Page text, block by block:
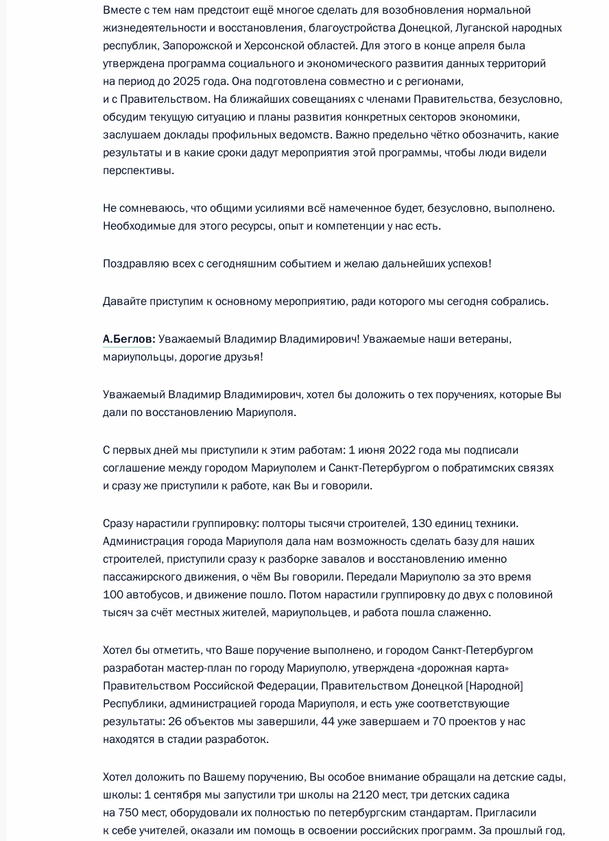
Видеообращение к участникам и гостям церемонии запуска
обратного отсчёта до начала первых международных
соревнований «Игры будущего»
29 апреля 2023 года, 11:10
28 апреля 2023 года, пятница
Встреча с Советом законодателей
28 апреля 2023 года, 00:15
27 апреля 2023 года, четверг
Презентация организаций в сфере беспилотных авиасистем
27 апреля 2023 года, 23:30
Посещение индустриального парка «Руднево»
27 апреля 2023 года, 20:45 Москва
Церемония по случаю завоза ядерного топлива на АЭС «Аккую»
27 апреля 2023 года, 17:15 Москва, Кремль
Встреча с президентом Российской ассоциации производителей
удобрений Андреем Гурьевым
27 апреля 2023 года, 15:45 Москва, Кремль
Вместе с тем нам предстоит ещё многое сделать для возобновления нормальной
жизнедеятельности и восстановления, благоустройства Донецкой, Луганской народных
республик, Запорожской и Херсонской областей. Для этого в конце апреля была
утверждена программа социального и экономического развития данных территорий
на период до 2025 года. Она подготовлена совместно и с регионами,
и с Правительством. На ближайших совещаниях с членами Правительства, безусловно,
обсудим текущую ситуацию и планы развития конкретных секторов экономики,
заслушаем доклады профильных ведомств. Важно предельно чётко обозначить, какие
результаты и в какие сроки дадут мероприятия этой программы, чтобы люди видели
перспективы.
Не сомневаюсь, что общими усилиями всё намеченное будет, безусловно, выполнено.
Необходимые для этого ресурсы, опыт и компетенции у нас есть.
Поздравляю всех с сегодняшним событием и желаю дальнейших успехов!
Давайте приступим к основному мероприятию, ради которого мы сегодня собрались.
А.Беглов: Уважаемый Владимир Владимирович! Уважаемые наши ветераны,
мариупольцы, дорогие друзья!
Уважаемый Владимир Владимирович, хотел бы доложить о тех поручениях, которые Вы
дали по восстановлению Мариуполя.
С первых дней мы приступили к этим работам: 1 июня 2022 года мы подписали
соглашение между городом Мариуполем и Санкт-Петербургом о побратимских связях
и сразу же приступили к работе, как Вы и говорили.
Сразу нарастили группировку: полторы тысячи строителей, 130 единиц техники.
Администрация города Мариуполя дала нам возможность сделать базу для наших
строителей, приступили сразу к разборке завалов и восстановлению именно
пассажирского движения, о чём Вы говорили. Передали Мариуполю за это время
100 автобусов, и движение пошло. Потом нарастили группировку до двух с половиной
тысяч за счёт местных жителей, мариупольцев, и работа пошла слаженно.
Хотел бы отметить, что Ваше поручение выполнено, и городом Санкт-Петербургом
разработан мастер-план по городу Мариуполю, утверждена «дорожная карта»
Правительством Российской Федерации, Правительством Донецкой [Народной]
Республики, администрацией города Мариуполя, и есть уже соответствующие
результаты: 26 объектов мы завершили, 44 уже завершаем и 70 проектов у нас
находятся в стадии разработок.
Хотел доложить по Вашему поручению, Вы особое внимание обращали на детские сады,
школы: 1 сентября мы запустили три школы на 2120 мест, три детских садика
на 750 мест, оборудовали их полностью по петербургским стандартам. Пригласили
к себе учителей, оказали им помощь в освоении российских программ. За прошлый год,